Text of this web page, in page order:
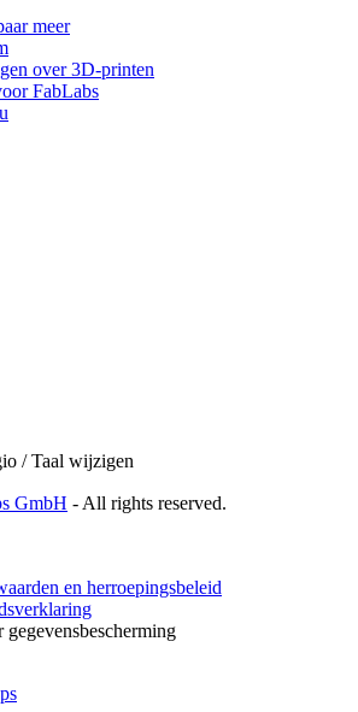
meer
over 3D-printen
FabLabs
/ Taal wijzigen
GmbH - All rights reserved.
en herroepingsbeleid